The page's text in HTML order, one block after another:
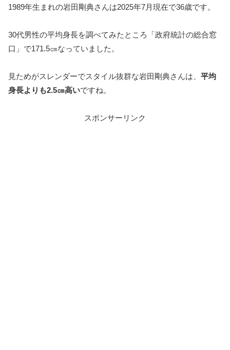
1989年生まれの岩田剛典さんは2025年7月現在で36歳です。
30代男性の平均身長を調べてみたところ「政府統計の総合窓
口」で171.5㎝なっていました。
見ためがスレンダーでスタイル抜群な岩田剛典さんは、 平均
身長よりも2.5㎝高いですね。
スポンサーリンク